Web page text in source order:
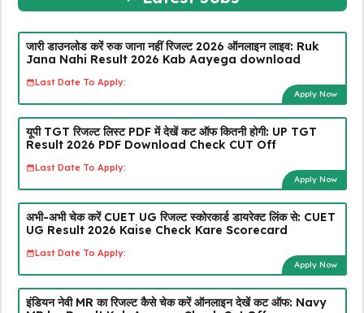
जारी डाउनलोड करें रुक जाना नहीं रिजल्ट 2026 ऑनलाइन लाइव: Ruk
Jana Nahi Result 2026 Kab Aayega download
Last Date To Apply:
Apply Now
यूपी TGT रिजल्ट लिस्ट PDF में देखें कट ऑफ कितनी होगी: UP TGT
Result 2026 PDF Download Check CUT Off
Last Date To Apply:
Apply Now
अभी-अभी चेक करें CUET UG रिजल्ट स्कोरकार्ड डायरेक्ट लिंक से: CUET
UG Result 2026 Kaise Check Kare Scorecard
Last Date To Apply:
Apply Now
इंडियन नेवी MR का रिजल्ट कैसे चेक करें ऑनलाइन देखें कट ऑफ: Navy